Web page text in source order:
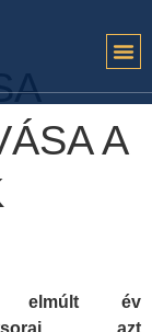
A
elmúlt év
azt